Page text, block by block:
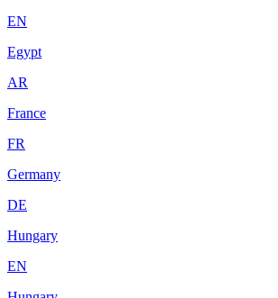
EN
Egypt
AR
France
FR
Germany
DE
Hungary
EN